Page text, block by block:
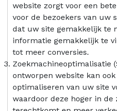
website zorgt voor een
voor de bezoekers van uw
dat uw site gemakkelijk te
informatie gemakkelijk te
tot meer conversies.
Zoekmachineoptimalisatie
ontworpen website kan
optimaliseren van uw site
waardoor deze hoger in de